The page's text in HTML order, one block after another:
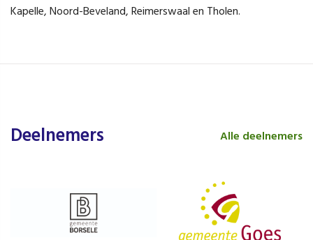
Kapelle, Noord-Beveland, Reimerswaal en Tholen.
Deelnemers Alle deelnemers